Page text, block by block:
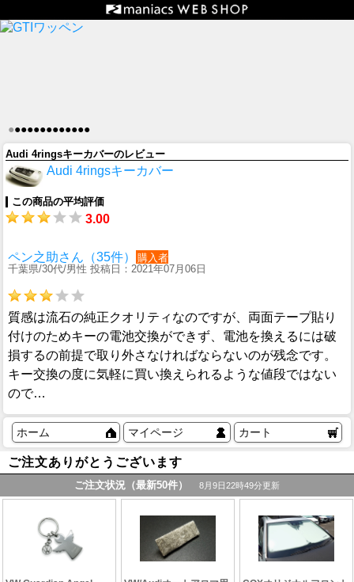
●●●●●●●●●●●●●
Audi 4ringsキーカバーのレビュー
Audi 4ringsキーカバー
この商品の平均評価
3.00
ペン之助さん（35件）
購入者
千葉県/30代/男性 投稿日：2021年07月06日
質感は流石の純正クオリティなのですが、両面テープ貼り
付けのためキーの電池交換ができず、電池を換えるには破
損するの前提で取り外さなければならないのが残念です。
キー交換の度に気軽に買い換えられるような値段ではない
ので…
ホーム マイページ カート
ご注文ありがとうございます